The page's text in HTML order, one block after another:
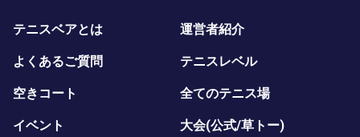
テニスベアとは 運営者紹介
よくあるご質問 テニスレベル
空きコート 全てのテニス場
イベント 大会(公式/草トー)